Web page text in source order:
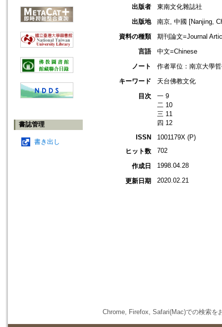
書誌管理
書き出し
出版者
東南文化雜誌社
出版地
南京, 中國 [Nanjing,
資料の種類
期刊論文=Journal
言語
中文=Chinese
ノート
作者單位：南京大學
キーワード
天台佛教文化
目次
一 9
二 10
三 11
四 12
ISSN
1001179X (P)
ヒット数
702
作成日 1998.04.28
更新日期 2020.02.21
Chrome, Firefox, Safari(Mac)での検索を